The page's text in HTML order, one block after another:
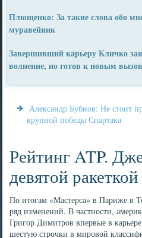
Плющенко: За такие слова обо
муравейник
Завершивший карьеру Кличко
волнение, но готов к новым
Александр Бубнов: Не стоит
крупной победы Спартака
Рейтинг ATP.
девятой
По итогам «Мастерса» в Париже в
ряд изменений. В частности,
Григор Димитров впервые в
шестую строчки в мировой